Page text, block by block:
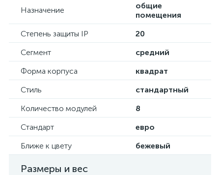
Назначение
общие
помещения
Степень защиты IP
20
Сегмент
средний
Форма корпуса
квадрат
Стиль
стандартный
Количество модулей
8
Стандарт
евро
Ближе к цвету
бежевый
Размеры и вес